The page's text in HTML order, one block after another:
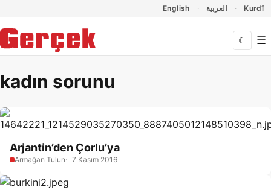
English العربية Kurdî
☾ ☰
kadın sorunu
Arjantin’den Çorlu’ya
Armağan Tulun 7 Kasım 2016